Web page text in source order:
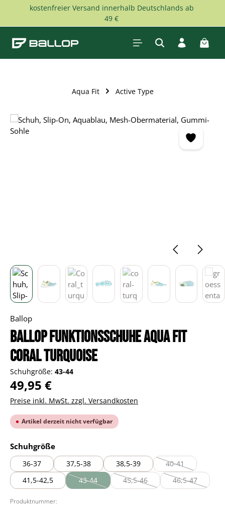
Zum Hauptinhalt springen
kostenfreier Versand innerhalb Deutschlands ab
49 €
Aqua Fit Active Type
Bildergalerie überspringen
Ballop
BALLOP Funktionsschuhe Aqua Fit
Coral turquoise
Schuhgröße: 43-44
Regulärer Preis:
49,95 €
Preise inkl. MwSt. zzgl. Versandkosten
Artikel derzeit nicht verfügbar
Schuhgrößeauswählen
36-37 37,5-38 38,5-39 40-41
(Diese Option ist
41,5-42,5 43-44
(Diese Option ist zurzeit nicht verfügbar.)
45,5-46
(Diese Option ist zurzeit nicht
46,5-47
(Diese
Produktnummer: